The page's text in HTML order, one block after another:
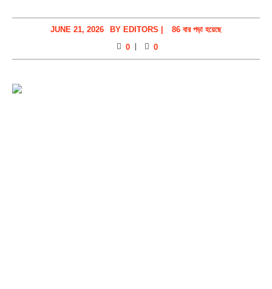
JUNE 21, 2026 BY EDITORS
86 বার পড়া হয়েছে
0
0